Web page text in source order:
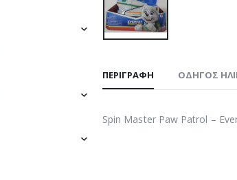
ΠΕΡΙΓΡΑΦΉ ΟΔΗΓΌΣ
Spin Master Paw Patrol –